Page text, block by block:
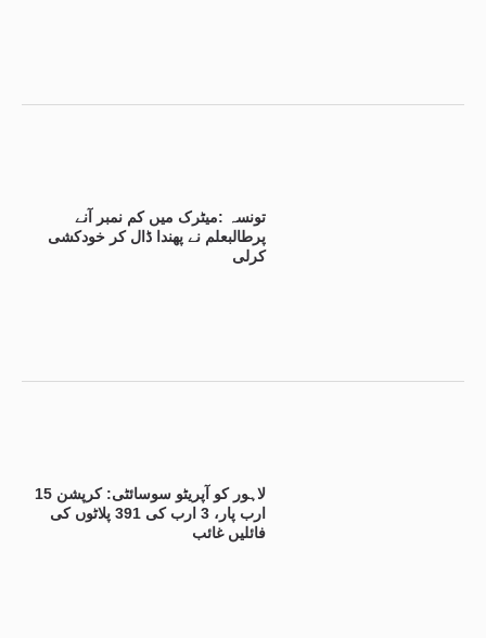
تونسہ :میٹرک میں کم نمبر آنے
پرطالبعلم نے پھندا ڈال کر خودکشی
کرلی
لاہور کو آپریٹو سوسائٹی: کرپشن 15
ارب پار، 3 ارب کی 391 پلاٹوں کی
فائلیں غائب